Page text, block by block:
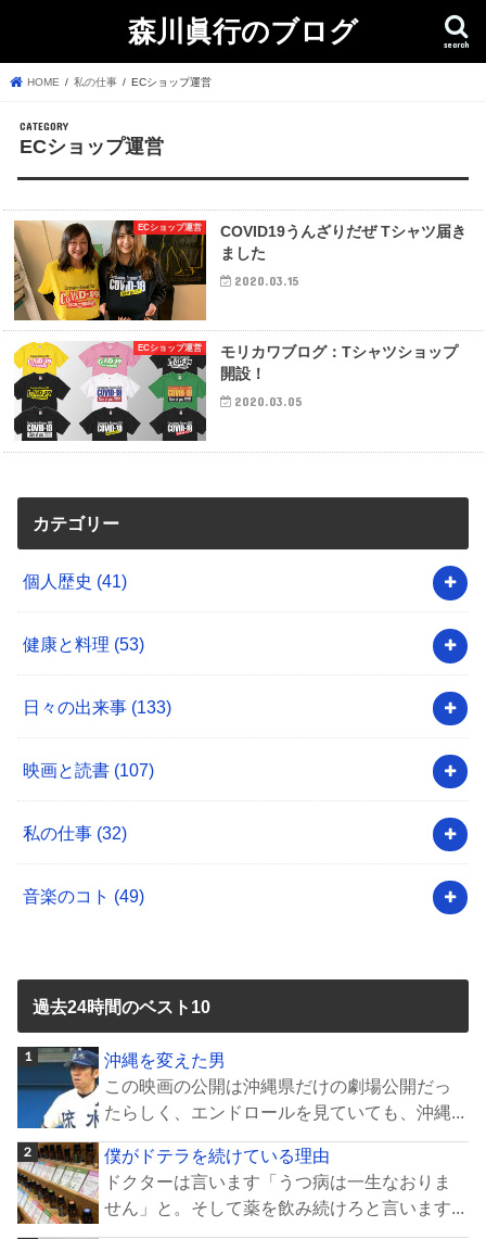
森川眞行のブログ search
HOME 私の仕事 ECショップ運営
ECショップ運営
ECショップ運営
COVID19うんざりだぜ Tシャツ届き
ました
2020.03.15
ECショップ運営
モリカワブログ：Tシャツショップ
開設！
2020.03.05
カテゴリー
個人歴史 (41)
健康と料理 (53)
日々の出来事 (133)
映画と読書 (107)
私の仕事 (32)
音楽のコト (49)
過去24時間のベスト10
沖縄を変えた男
この映画の公開は沖縄県だけの劇場公開だっ
たらしく、エンドロールを見ていても、沖縄...
僕がドテラを続けている理由
ドクターは言います「うつ病は一生なおりま
せん」と。そして薬を飲み続けろと言います...